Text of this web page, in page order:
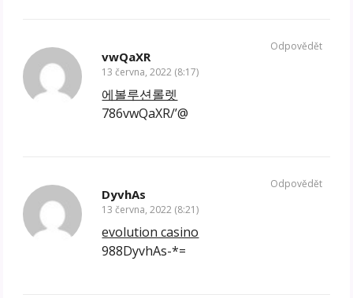
vwQaXR
13 června, 2022 (8:17)
에볼루션롤렛
786vwQaXR/’@
Odpovědět
DyvhAs
13 června, 2022 (8:21)
evolution casino
988DyvhAs-*=
Odpovědět